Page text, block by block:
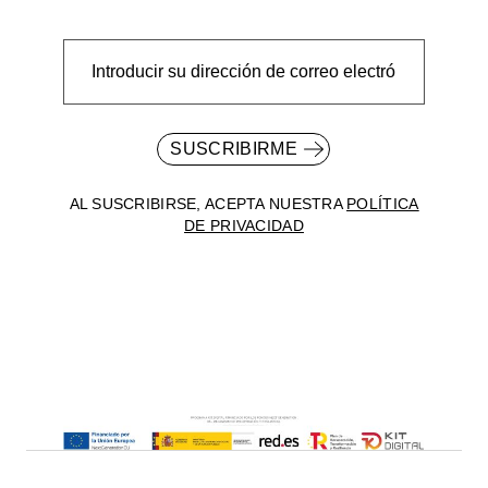
SUSCRIBIRME
AL SUSCRIBIRSE, ACEPTA NUESTRAPOLÍTICA
DE PRIVACIDAD